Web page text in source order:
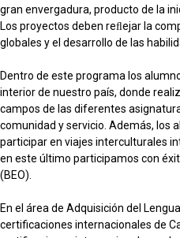
gran envergadura, producto de la
Los proyectos deben reﬂejar la
globales y el desarrollo de las
Dentro de este programa los
interior de nuestro país, donde
campos de las diferentes
comunidad y servicio. Además, los
participar en viajes interculturales
en este último participamos con
(BEO).
En el área de Adquisición del
certificaciones internacionales de